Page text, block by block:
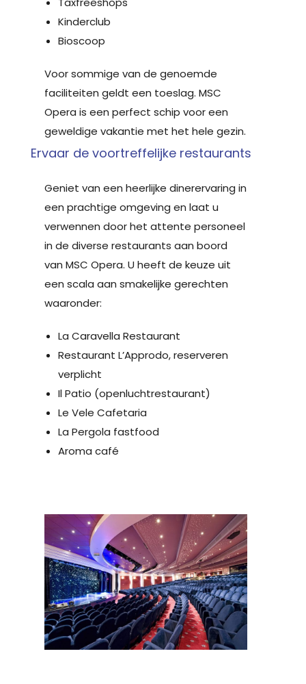
Kinderclub
Bioscoop
Voor sommige van de genoemde
faciliteiten geldt een toeslag. MSC
Opera is een perfect schip voor een
geweldige vakantie met het hele gezin.
Ervaar de voortreffelijke restaurants
Geniet van een heerlijke dinerervaring in
een prachtige omgeving en laat u
verwennen door het attente personeel
in de diverse restaurants aan boord
van MSC Opera. U heeft de keuze uit
een scala aan smakelijke gerechten
waaronder:
La Caravella Restaurant
Restaurant L’Approdo, reserveren
verplicht
Il Patio (openluchtrestaurant)
Le Vele Cafetaria
La Pergola fastfood
Aroma café